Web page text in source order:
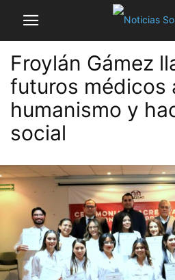
Froylán Gámez
futuros médicos
humanismo y
social